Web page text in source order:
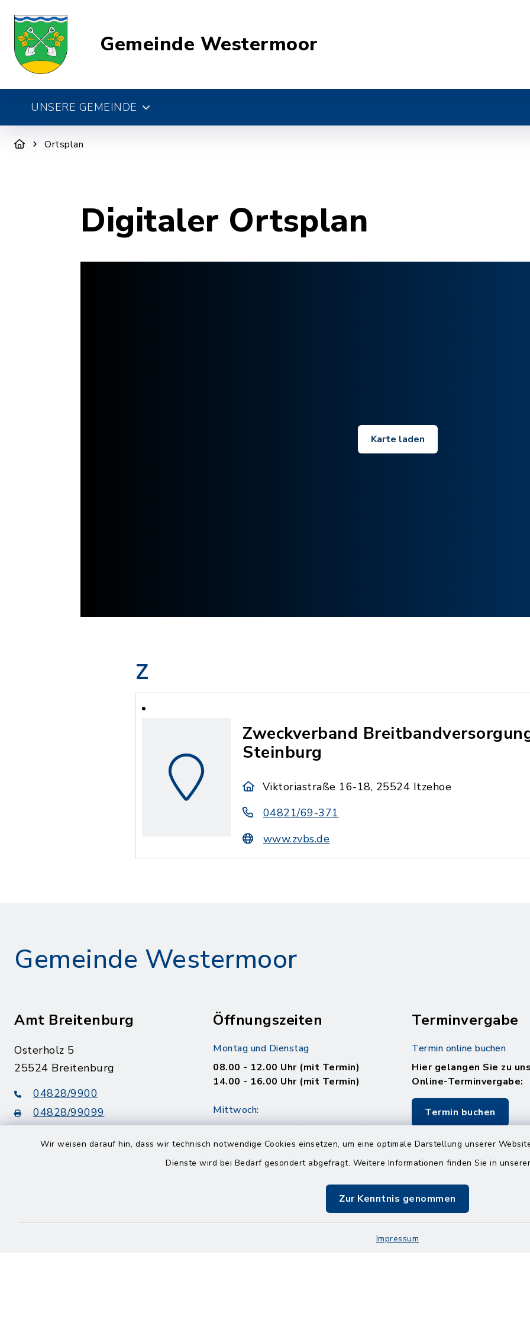
Wir weisen darauf hin, dass wir technisch notwendige Cookies einsetzen, um eine optimale Darstellung unserer
Dienste wird bei Bedarf gesondert abgefragt. Weitere Informationen finden Sie in
Zur Kenntnis genommen
Impressum
Gemeinde Westermoor
UNSERE GEMEINDE
Ortsplan
Digitaler Ortsplan
Karte laden
Z
Zweckverband
Steinburg
Viktoriastraße 16-18, 25524 Itzehoe
04821/69-371
www.zvbs.de
Gemeinde Westermoor
Amt Breitenburg
Osterholz 5
25524 Breitenburg
04828/9900
04828/99099
Öffnungszeiten
Montag und Dienstag
08.00 - 12.00 Uhr (mit Termin)
14.00 - 16.00 Uhr (mit Termin)
Mittwoch:
08.00 - 12.00 Uhr (ohne Termin)
14.00 - 18.00 Uhr (ohne Termin)
Donnerstag:
Terminvergabe
Termin online buchen
Hier gelangen Sie zu
Online-Terminvergabe:
Termin buchen